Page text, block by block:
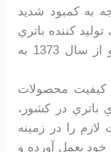
با توجه به كمبود شديد
كننده باتري
خودرو دولتي در كشور وجود داشت تاسیس و از سال 1373 به
كيفيت محصولات
باتري در كشور،
را در زمينه
بعمل آورده و